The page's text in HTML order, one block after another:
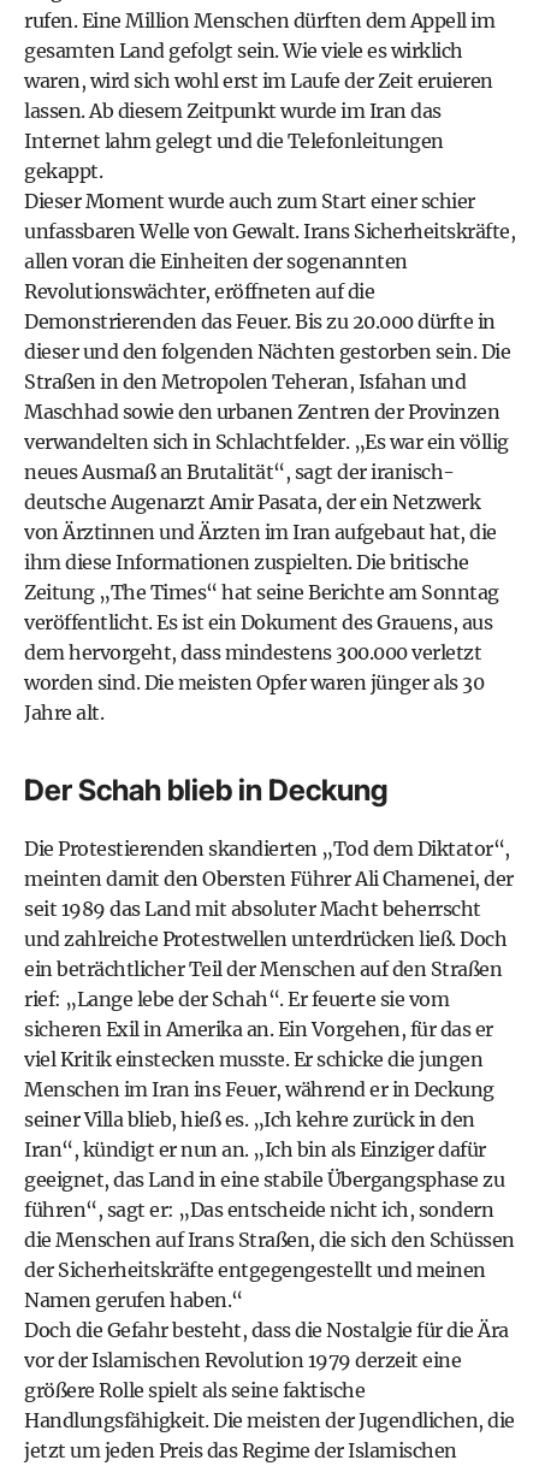
rufen. Eine Million Menschen dürften dem Appell im
gesamten Land gefolgt sein. Wie viele es wirklich
waren, wird sich wohl erst im Laufe der Zeit eruieren
lassen. Ab diesem Zeitpunkt wurde im Iran das
Internet lahm gelegt und die Telefonleitungen
gekappt.
Dieser Moment wurde auch zum Start einer schier
unfassbaren Welle von Gewalt. Irans Sicherheitskräfte,
allen voran die Einheiten der sogenannten
Revolutionswächter, eröffneten auf die
Demonstrierenden das Feuer. Bis zu 20.000 dürfte in
dieser und den folgenden Nächten gestorben sein. Die
Straßen in den Metropolen Teheran, Isfahan und
Maschhad sowie den urbanen Zentren der Provinzen
verwandelten sich in Schlachtfelder. „Es war ein völlig
neues Ausmaß an Brutalität“, sagt der iranisch-
deutsche Augenarzt Amir Pasata, der ein Netzwerk
von Ärztinnen und Ärzten im Iran aufgebaut hat, die
ihm diese Informationen zuspielten. Die britische
Zeitung „The Times“ hat seine Berichte am Sonntag
veröffentlicht. Es ist ein Dokument des Grauens, aus
dem hervorgeht, dass mindestens 300.000 verletzt
worden sind. Die meisten Opfer waren jünger als 30
Jahre alt.
Der Schah blieb in Deckung
Die Protestierenden skandierten „Tod dem Diktator“,
meinten damit den Obersten Führer Ali Chamenei, der
seit 1989 das Land mit absoluter Macht beherrscht
und zahlreiche Protestwellen unterdrücken ließ. Doch
ein beträchtlicher Teil der Menschen auf den Straßen
rief: „Lange lebe der Schah“. Er feuerte sie vom
sicheren Exil in Amerika an. Ein Vorgehen, für das er
viel Kritik einstecken musste. Er schicke die jungen
Menschen im Iran ins Feuer, während er in Deckung
seiner Villa blieb, hieß es. „Ich kehre zurück in den
Iran“, kündigt er nun an. „Ich bin als Einziger dafür
geeignet, das Land in eine stabile Übergangsphase zu
führen“, sagt er: „Das entscheide nicht ich, sondern
die Menschen auf Irans Straßen, die sich den Schüssen
der Sicherheitskräfte entgegengestellt und meinen
Namen gerufen haben.“
Doch die Gefahr besteht, dass die Nostalgie für die Ära
vor der Islamischen Revolution 1979 derzeit eine
größere Rolle spielt als seine faktische
Handlungsfähigkeit. Die meisten der Jugendlichen, die
jetzt um jeden Preis das Regime der Islamischen